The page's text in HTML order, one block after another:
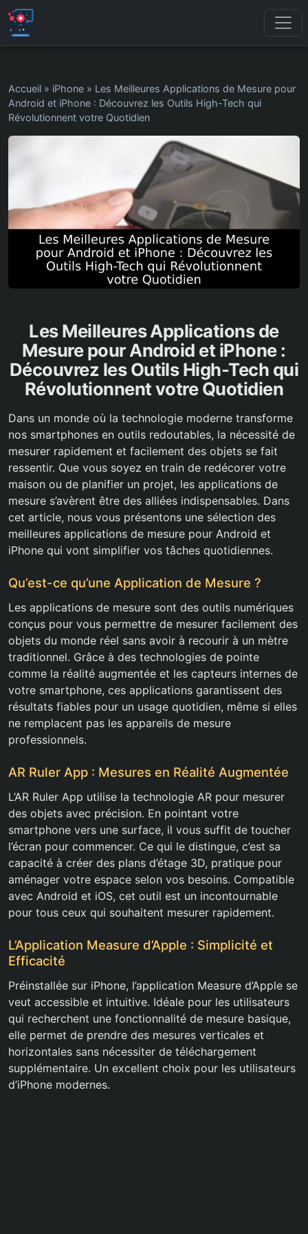
Accueil » iPhone » Les Meilleures Applications de Mesure pour
Android et iPhone : Découvrez les Outils High-Tech qui
Révolutionnent votre Quotidien
Les Meilleures Applications de
Mesure pour Android et iPhone :
Découvrez les Outils High-Tech qui
Révolutionnent votre Quotidien
Dans un monde où la technologie moderne transforme
nos smartphones en outils redoutables, la nécessité de
mesurer rapidement et facilement des objets se fait
ressentir. Que vous soyez en train de redécorer votre
maison ou de planifier un projet, les applications de
mesure s’avèrent être des alliées indispensables. Dans
cet article, nous vous présentons une sélection des
meilleures applications de mesure pour Android et
iPhone qui vont simplifier vos tâches quotidiennes.
Qu’est-ce qu’une Application de Mesure ?
Les applications de mesure sont des outils numériques
conçus pour vous permettre de mesurer facilement des
objets du monde réel sans avoir à recourir à un mètre
traditionnel. Grâce à des technologies de pointe
comme la réalité augmentée et les capteurs internes de
votre smartphone, ces applications garantissent des
résultats fiables pour un usage quotidien, même si elles
ne remplacent pas les appareils de mesure
professionnels.
AR Ruler App : Mesures en Réalité Augmentée
L’AR Ruler App utilise la technologie AR pour mesurer
des objets avec précision. En pointant votre
smartphone vers une surface, il vous suffit de toucher
l’écran pour commencer. Ce qui le distingue, c’est sa
capacité à créer des plans d’étage 3D, pratique pour
aménager votre espace selon vos besoins. Compatible
avec Android et iOS, cet outil est un incontournable
pour tous ceux qui souhaitent mesurer rapidement.
L’Application Measure d’Apple : Simplicité et
Efficacité
Préinstallée sur iPhone, l’application Measure d’Apple se
veut accessible et intuitive. Idéale pour les utilisateurs
qui recherchent une fonctionnalité de mesure basique,
elle permet de prendre des mesures verticales et
horizontales sans nécessiter de téléchargement
supplémentaire. Un excellent choix pour les utilisateurs
d’iPhone modernes.